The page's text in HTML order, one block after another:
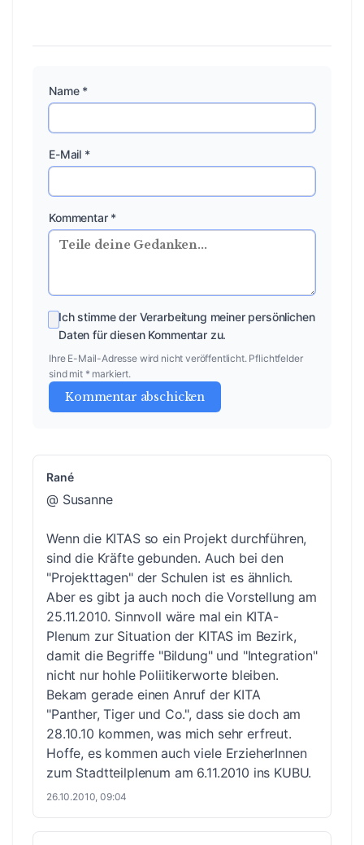
Name *
E-Mail *
Kommentar *
Ich stimme der Verarbeitung meiner persönlichen
Daten für diesen Kommentar zu.
Ihre E-Mail-Adresse wird nicht veröffentlicht. Pflichtfelder
sind mit * markiert.
Kommentar abschicken
Rané
@ Susanne
Wenn die KITAS so ein Projekt durchführen,
sind die Kräfte gebunden. Auch bei den
"Projekttagen" der Schulen ist es ähnlich.
Aber es gibt ja auch noch die Vorstellung am
25.11.2010. Sinnvoll wäre mal ein KITA-
Plenum zur Situation der KITAS im Bezirk,
damit die Begriffe "Bildung" und "Integration"
nicht nur hohle Poliitikerworte bleiben.
Bekam gerade einen Anruf der KITA
"Panther, Tiger und Co.", dass sie doch am
28.10.10 kommen, was mich sehr erfreut.
Hoffe, es kommen auch viele ErzieherInnen
zum Stadtteilplenum am 6.11.2010 ins KUBU.
26.10.2010, 09:04